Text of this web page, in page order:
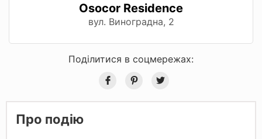
Osocor Residence
вул. Виноградна, 2
Поділитися в соцмережах:
Про подію